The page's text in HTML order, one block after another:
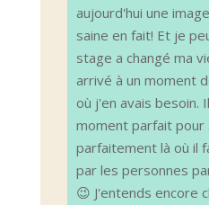
aujourd'hui une
saine en fait! Et je
stage a changé ma
arrivé à un moment
où j'en avais besoin.
moment parfait pour
parfaitement là où il
par les personnes
😉 J'entends encore